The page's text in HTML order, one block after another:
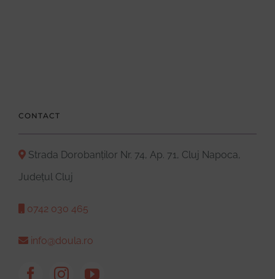
CONTACT
Strada Dorobanților Nr. 74, Ap. 71, Cluj Napoca,
Județul Cluj
0742 030 465
info@doula.ro